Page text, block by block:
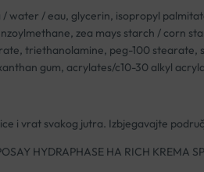
/ water / eau, glycerin, isopropyl
zea mays starch / corn
triethanolamine, peg-100 stearate,
gum, acrylates/c10-30 alkyl
i vrat svakog jutra. Izbjegavajte
HYDRAPHASE HA RICH KREMA